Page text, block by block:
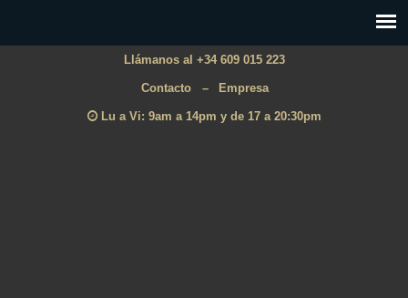
Llámanos al +34 609 015 223
Contacto – Empresa
Lu a Vi: 9am a 14pm y de 17 a 20:30pm